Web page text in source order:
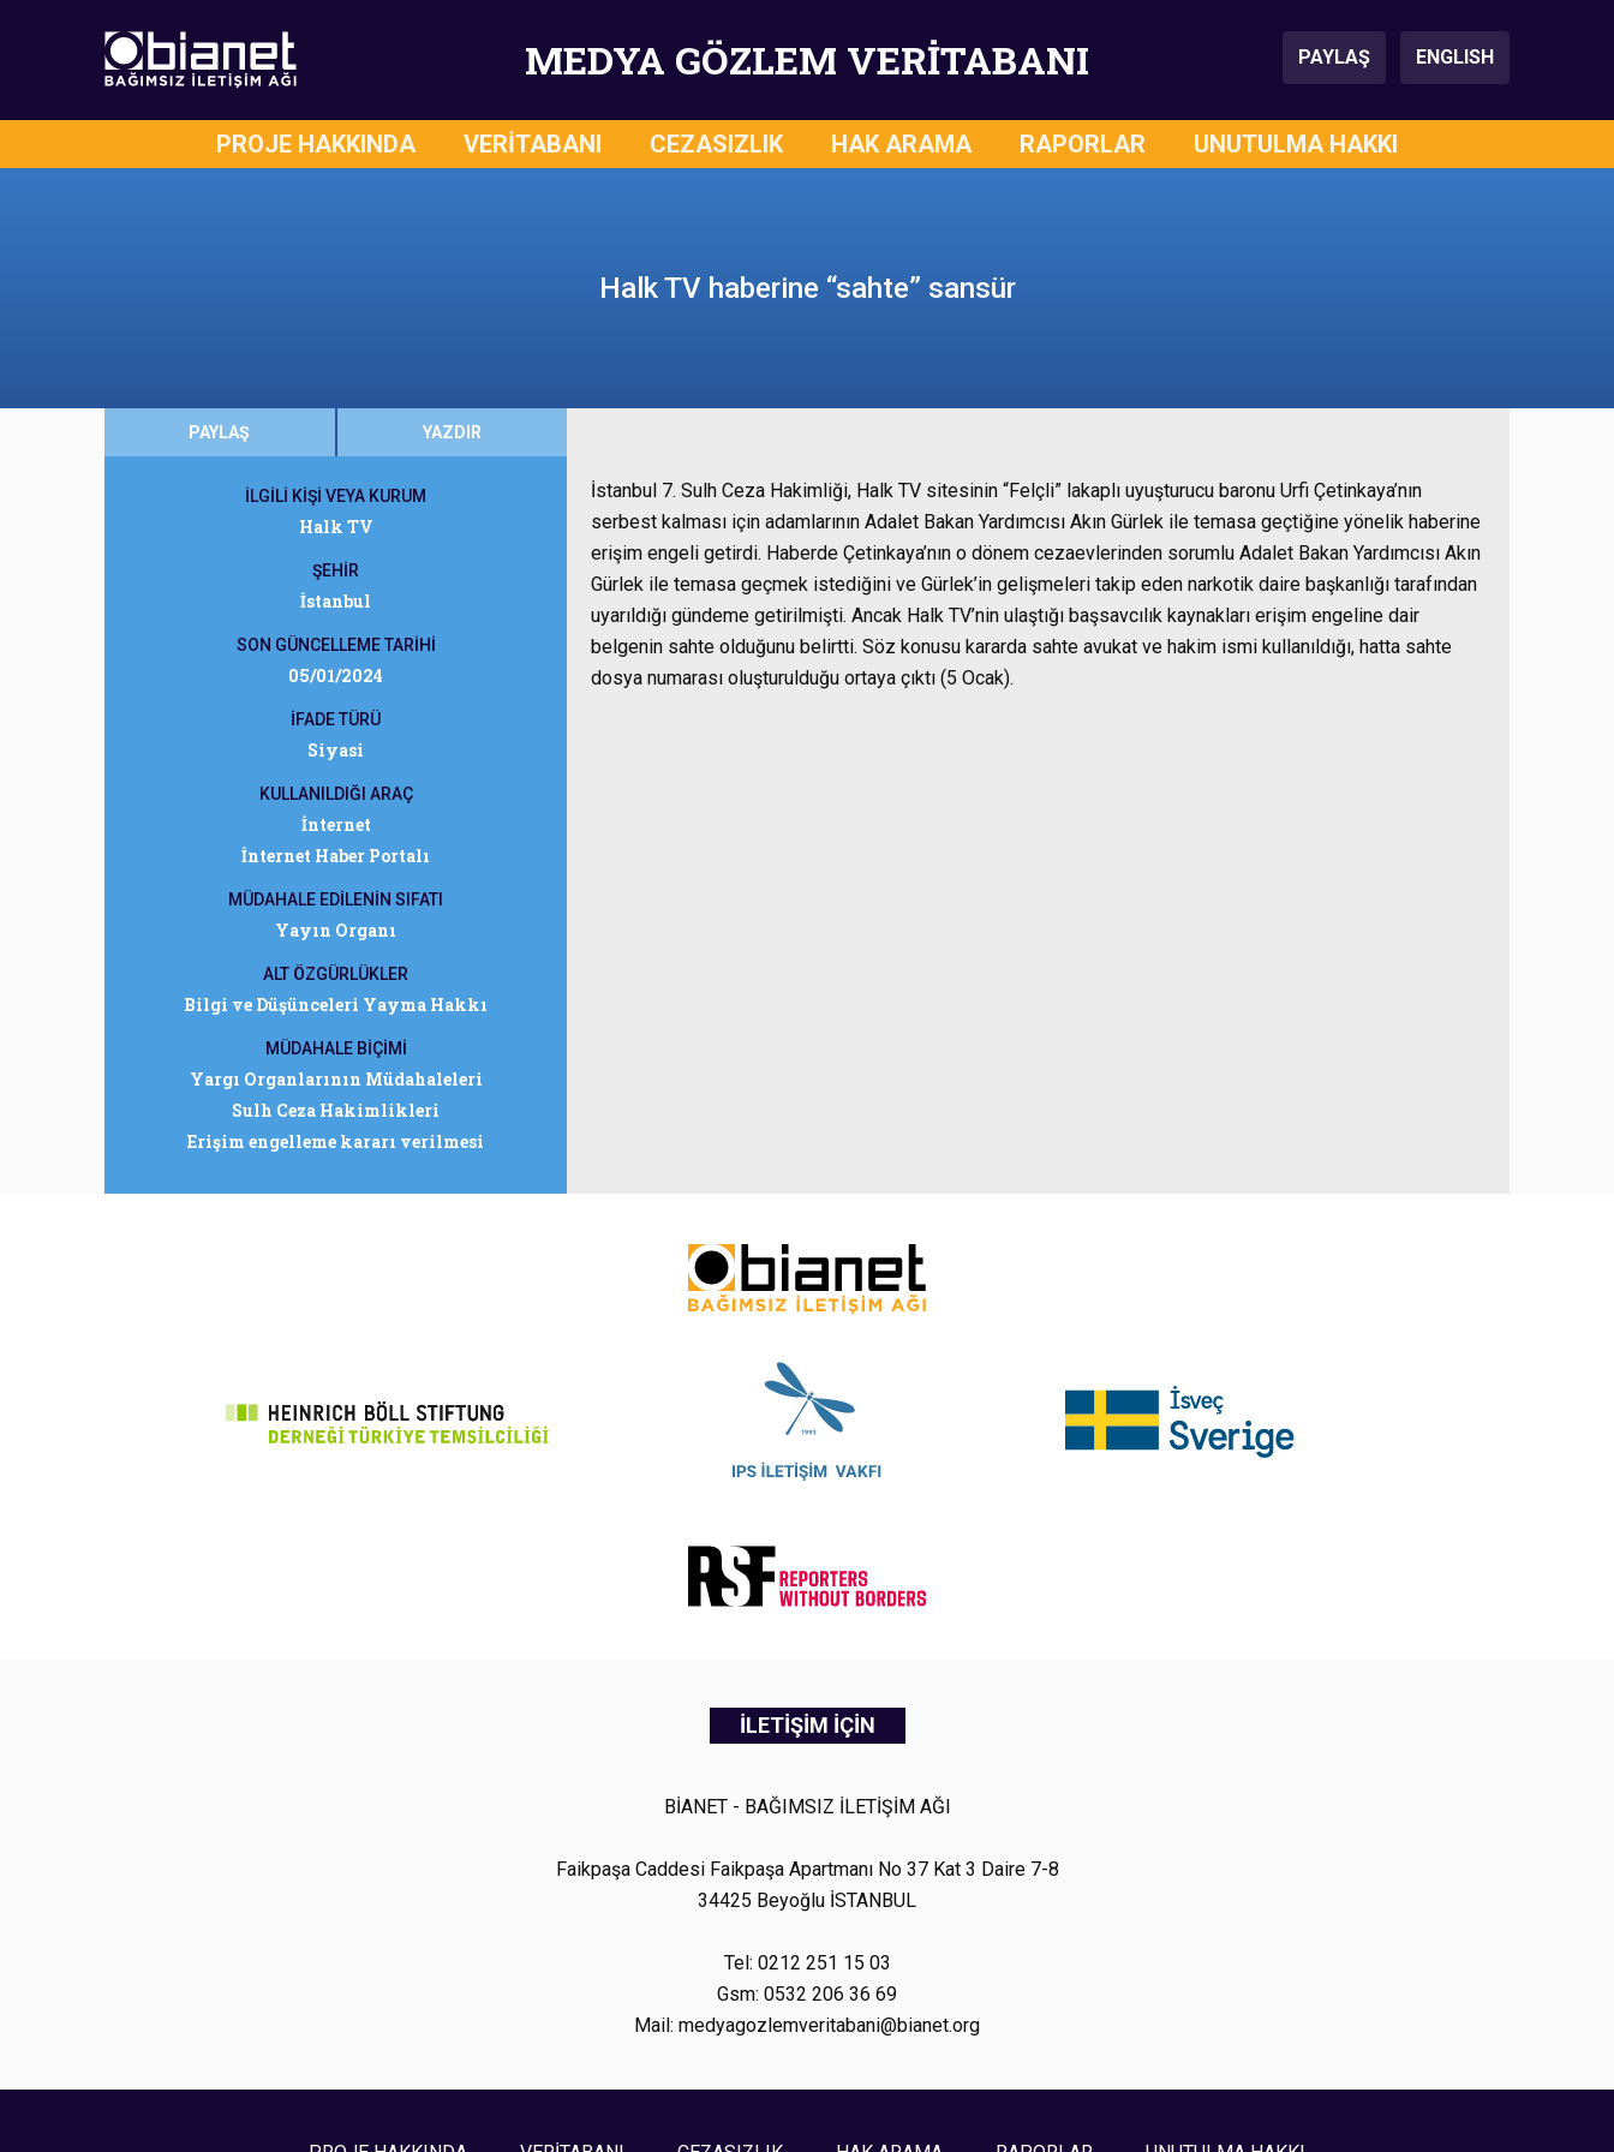
MEDYA GÖZLEM VERİTABANI PAYLAŞ ENGLISH
PROJE HAKKINDA VERİTABANI CEZASIZLIK HAK ARAMA RAPORLAR UNUTULMA HAKKI
Halk TV haberine “sahte” sansür
PAYLAŞ YAZDIR
İLGİLİ KİŞİ VEYA KURUM
Halk TV
ŞEHİR
İstanbul
SON GÜNCELLEME TARİHİ
05/01/2024
İFADE TÜRÜ
Siyasi
KULLANILDIĞI ARAÇ
İnternet
İnternet Haber Portalı
MÜDAHALE EDİLENİN SIFATI
Yayın Organı
ALT ÖZGÜRLÜKLER
Bilgi ve Düşünceleri Yayma Hakkı
MÜDAHALE BİÇİMİ
Yargı Organlarının Müdahaleleri
Sulh Ceza Hakimlikleri
Erişim engelleme kararı verilmesi
İstanbul 7. Sulh Ceza Hakimliği, Halk TV sitesinin “Felçli” lakaplı uyuşturucu baronu Urfi Çetinkaya’nın
serbest kalması için adamlarının Adalet Bakan Yardımcısı Akın Gürlek ile temasa geçtiğine yönelik haberine
erişim engeli getirdi. Haberde Çetinkaya’nın o dönem cezaevlerinden sorumlu Adalet Bakan Yardımcısı Akın
Gürlek ile temasa geçmek istediğini ve Gürlek’in gelişmeleri takip eden narkotik daire başkanlığı tarafından
uyarıldığı gündeme getirilmişti. Ancak Halk TV’nin ulaştığı başsavcılık kaynakları erişim engeline dair
belgenin sahte olduğunu belirtti. Söz konusu kararda sahte avukat ve hakim ismi kullanıldığı, hatta sahte
dosya numarası oluşturulduğu ortaya çıktı (5 Ocak).
İLETİŞİM İÇİN
BİANET - BAĞIMSIZ İLETİŞİM AĞI
Faikpaşa Caddesi Faikpaşa Apartmanı No 37 Kat 3 Daire 7-8
34425 Beyoğlu İSTANBUL
Tel: 0212 251 15 03
Gsm: 0532 206 36 69
Mail: medyagozlemveritabani@bianet.org